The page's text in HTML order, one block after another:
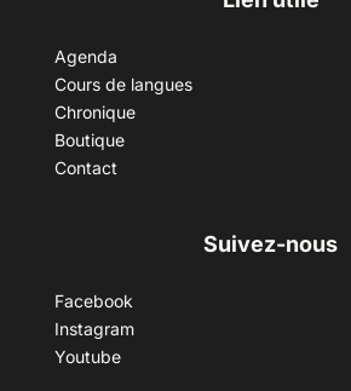
Agenda
Cours de langues
Chronique
Boutique
Contact
Suivez-nous
Facebook
Instagram
Youtube